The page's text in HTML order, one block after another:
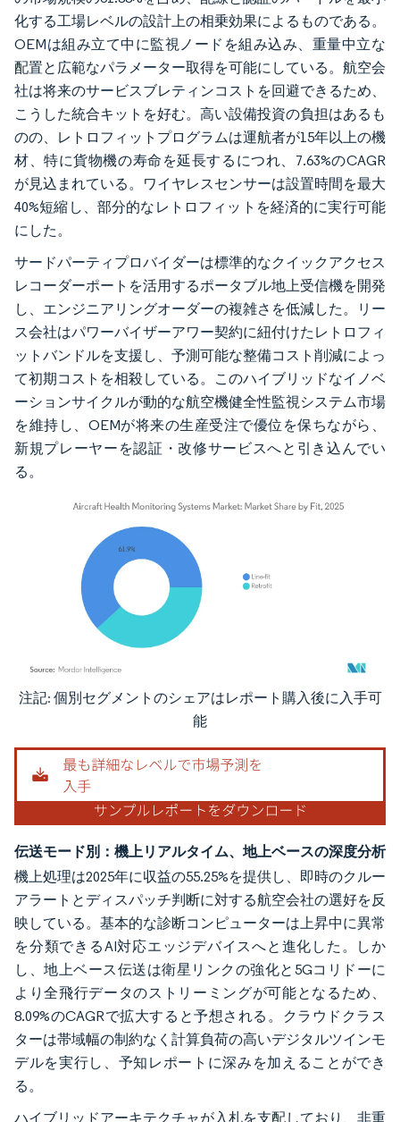
化する工場レベルの設計上の相乗効果によるものである。
OEMは組み立て中に監視ノードを組み込み、重量中立な
配置と広範なパラメーター取得を可能にしている。航空会
社は将来のサービスブレティンコストを回避できるため、
こうした統合キットを好む。高い設備投資の負担はあるも
のの、レトロフィットプログラムは運航者が15年以上の機
材、特に貨物機の寿命を延長するにつれ、7.63%のCAGR
が見込まれている。ワイヤレスセンサーは設置時間を最大
40%短縮し、部分的なレトロフィットを経済的に実行可能
にした。
サードパーティプロバイダーは標準的なクイックアクセス
レコーダーポートを活用するポータブル地上受信機を開発
し、エンジニアリングオーダーの複雑さを低減した。リー
ス会社はパワーバイザーアワー契約に紐付けたレトロフィ
ットバンドルを支援し、予測可能な整備コスト削減によっ
て初期コストを相殺している。このハイブリッドなイノベ
ーションサイクルが動的な航空機健全性監視システム市場
を維持し、OEMが将来の生産受注で優位を保ちながら、
新規プレーヤーを認証・改修サービスへと引き込んでい
る。
画像 © Mordor Intelligence。再利用にはCC BY 4.0の表示が必要です。
注記: 個別セグメントのシェアはレポート購入後に入手可
能
伝送モード別：機上リアルタイム、地上ベースの深度分析
機上処理は2025年に収益の55.25%を提供し、即時のクルー
アラートとディスパッチ判断に対する航空会社の選好を反
映している。基本的な診断コンピューターは上昇中に異常
を分類できるAI対応エッジデバイスへと進化した。しか
し、地上ベース伝送は衛星リンクの強化と5Gコリドーに
より全飛行データのストリーミングが可能となるため、
8.09%のCAGRで拡大すると予想される。クラウドクラス
ターは帯域幅の制約なく計算負荷の高いデジタルツインモ
デルを実行し、予知レポートに深みを加えることができ
る。
ハイブリッドアーキテクチャが入札を支配しており、非重